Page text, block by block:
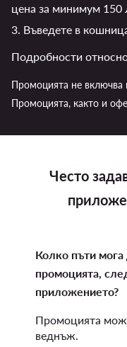
Често
Колко пъти мога
промоцията,
приложението?
Промоцията
веднъж.
цена за минимум 150
3. Въведете в
Подробности
Промоцията не включва
Промоцията, както и